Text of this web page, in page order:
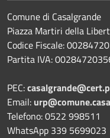
Comune di Casalgrande
Piazza Martiri della
Codice Fiscale:
Partita IVA:
PEC:
Email:
Telefono: 0522 998511
WhatsApp 339 5699023